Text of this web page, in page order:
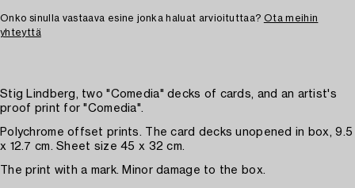
Onko sinulla vastaava esine jonka haluat arvioituttaa? Ota meihin
yhteyttä
Stig Lindberg, two "Comedia" decks of cards, and an artist's
proof print for "Comedia".
Polychrome offset prints. The card decks unopened in box, 9.5
x 12.7 cm. Sheet size 45 x 32 cm.
The print with a mark. Minor damage to the box.